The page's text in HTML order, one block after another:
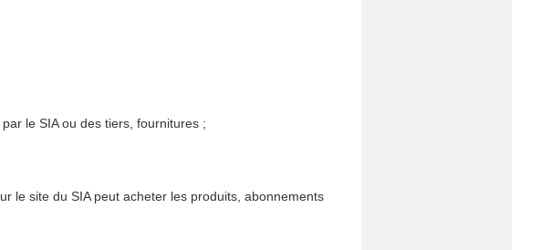
le SIA ou des tiers, fournitures ;
le site du SIA peut acheter les produits, abonnements